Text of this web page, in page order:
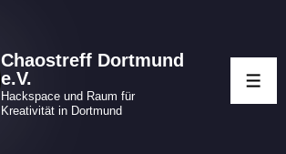
Chaostreff Dortmund
e.V.
Hackspace und Raum für
Kreativität in Dortmund